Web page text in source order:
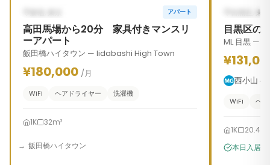
2026年9月26日から（予定） アパート
高田馬場から20分 家具付きマンスリ
ーアパート
飯田橋ハイタウン — Iidabashi High Town
¥180,000 /月
WiFi ヘアドライヤー 洗濯機
1K 32m²
飯田橋ハイタウン
入居可能
目黒区, 東京
目黒区の
ML 目黒 —
西小山
WiFi ヘ
1K
本日入居可